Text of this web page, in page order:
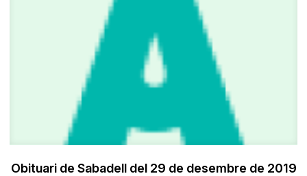
Obituari de Sabadell del 29 de desembre de 2019